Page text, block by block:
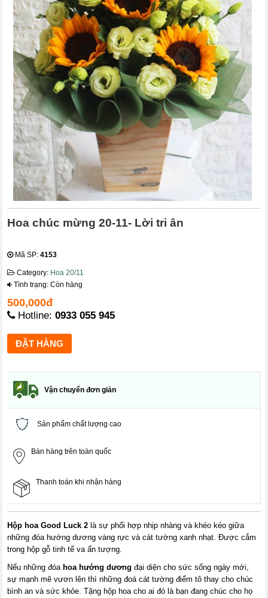
Hoa chúc mừng 20-11- Lời tri ân
Mã SP:4153
Category: Hoa 20/11
Tình trạng: Còn hàng
500,000đ
Hotline:0933 055 945
Vận chuyển đơn giản
Sản phẩm chất lượng cao
Bán hàng trên toàn quốc
Thanh toán khi nhận hàng
Hộp hoa Good Luck 2 là sự phối hợp nhịp nhàng và khéo kéo giữa
những đóa hướng dương vàng rực và cát tường xanh nhạt. Được cắm
trong hộp gỗ tinh tế va ấn tượng.
Nếu những đóa hoa hướng dương đại diện cho sức sống ngày mới,
sự mạnh mẽ vươn lên thì những đoá cát tường điểm tô thay cho chúc
bình an và sức khỏe. Tặng hộp hoa cho ai đó là bạn đang chúc cho họ